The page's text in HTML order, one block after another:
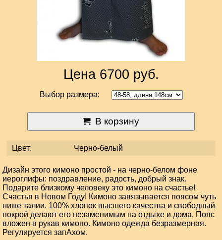
Цена 6700 руб.
Выбор размера:
В корзину
Цвет: Черно-белый
Дизайн этого кимоно простой - на черно-белом фоне
иероглифы: поздравление, радость, добрый знак.
Подарите близкому человеку это кимоно на счастье!
Счастья в Новом Году! Кимоно завязывается поясом чуть
ниже талии. 100% хлопок высшего качества и свободный
покрой делают его незаменимым на отдыхе и дома. Пояс
вложен в рукав кимоно. Кимоно одежда безразмерная.
Регулируется запАхом.